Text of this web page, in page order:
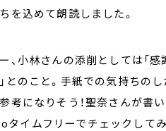
を込めて朗読しました。
小林さんの添削としては「
とのこと。手紙での気持ちの
考になりそう！聖奈さんが書
イムフリーでチェックしてみ